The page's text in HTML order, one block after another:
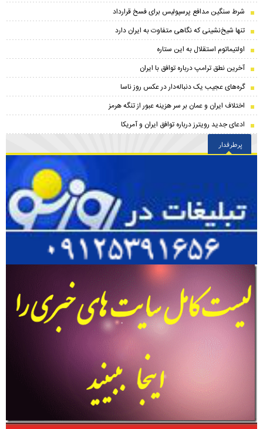
شرط سنگین مدافع پرسپولیس برای فسخ قرارداد
تنها شیخ‌نشینی که نگاهی متفاوت به ایران دارد
اولتیماتوم استقلال به این ستاره
آخرین نطق ترامپ درباره توافق با ایران
گره‌های عجیب یک دنباله‌دار در عکس روز ناسا
اختلاف ایران و عمان بر سر هزینه عبور از تنگه هرمز
ادعای جدید رویترز درباره توافق ایران و آمریکا
پرطرفدار